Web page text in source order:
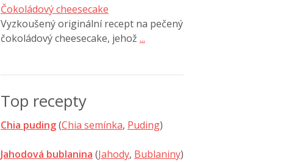
Čokoládový cheesecake
Vyzkoušený originální recept na pečený
čokoládový cheesecake, jehož ...
Top recepty
Chia puding(Chia semínka, Puding)
Jahodová bublanina (Jahody, Bublaniny)